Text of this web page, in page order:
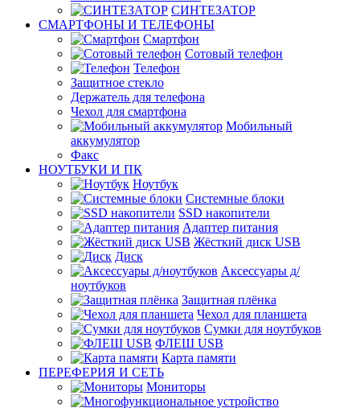
СИНТЕЗАТОР
СМАРТФОНЫ И ТЕЛЕФОНЫ
Смартфон
Сотовый телефон
Телефон
Защитное стекло
Держатель для телефона
Чехол для смартфона
Мобильный
аккумулятор
Факс
НОУТБУКИ И ПК
Ноутбук
Системные блоки
SSD накопители
Адаптер питания
Жёсткий диск USB
Диск
Аксессуары д/
ноутбуков
Защитная плёнка
Чехол для планшета
Сумки для ноутбуков
ФЛЕШ USB
Карта памяти
ПЕРЕФЕРИЯ И СЕТЬ
Мониторы